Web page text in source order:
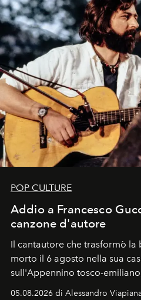
POP CULTURE
Addio a Francesco
canzone d'autore
Il cantautore che trasformò la
morto il 6 agosto nella sua
sull'Appennino tosco-
05.08.2026 di Alessandro